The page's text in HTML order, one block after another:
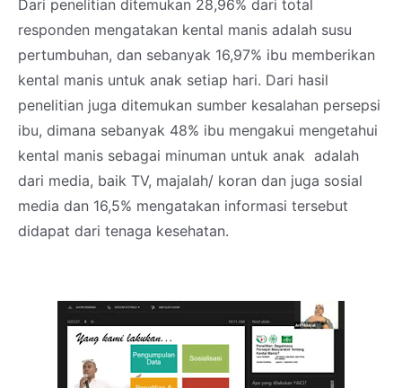
Dari penelitian ditemukan 28,96% dari total
responden mengatakan kental manis adalah susu
pertumbuhan, dan sebanyak 16,97% ibu memberikan
kental manis untuk anak setiap hari. Dari hasil
penelitian juga ditemukan sumber kesalahan persepsi
ibu, dimana sebanyak 48% ibu mengakui mengetahui
kental manis sebagai minuman untuk anak adalah
dari media, baik TV, majalah/ koran dan juga sosial
media dan 16,5% mengatakan informasi tersebut
didapat dari tenaga kesehatan.